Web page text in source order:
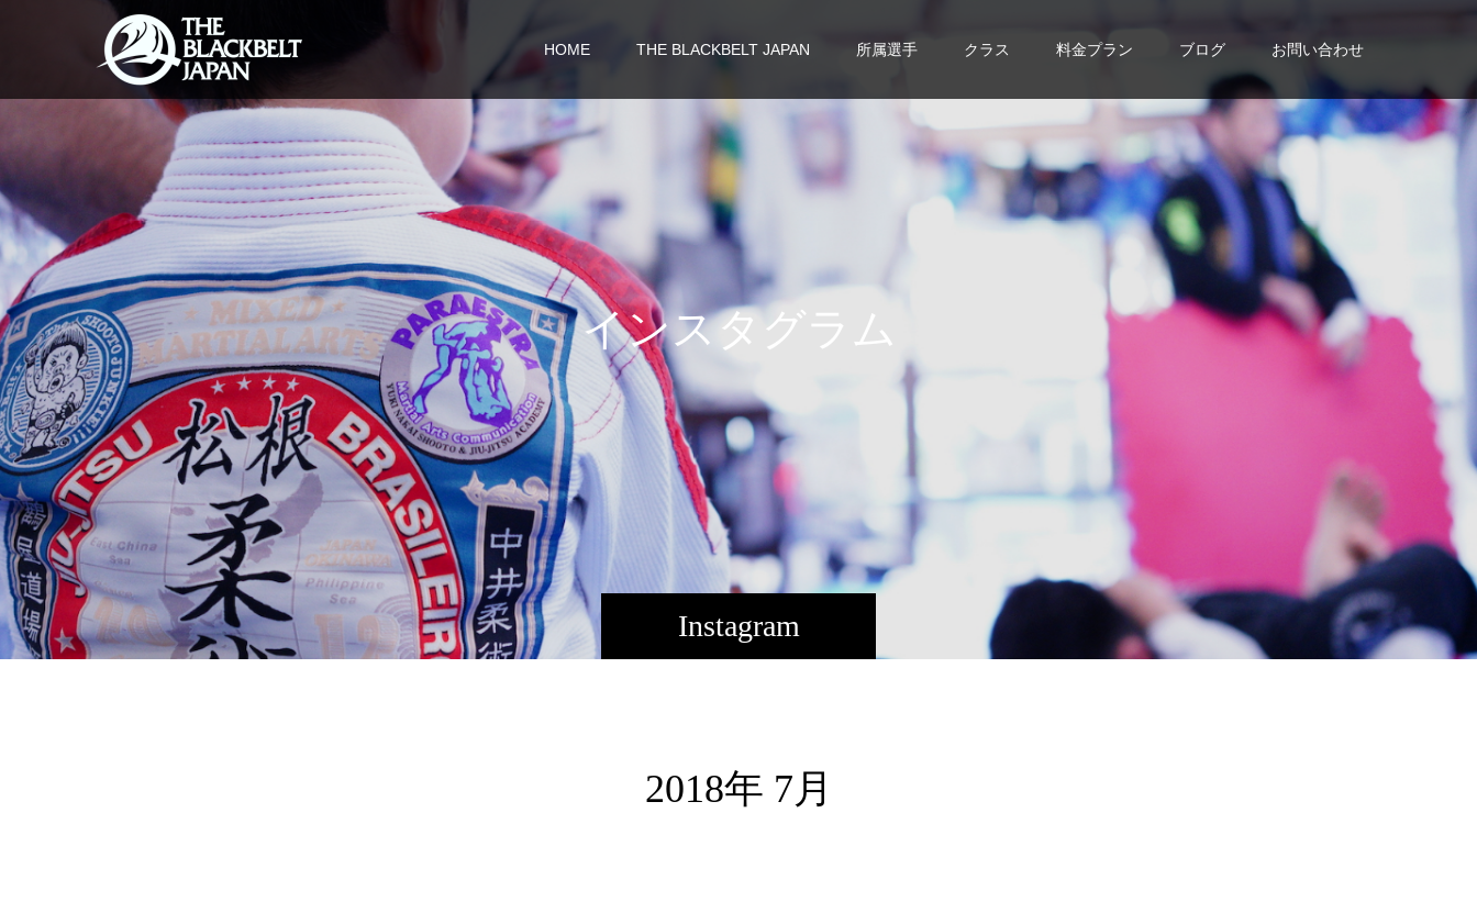
HOME THE BLACKBELT JAPAN 所属選手 クラス 料金プラン ブログ お問い合わせ
Instagram
インスタグラ ム
2018年 7月